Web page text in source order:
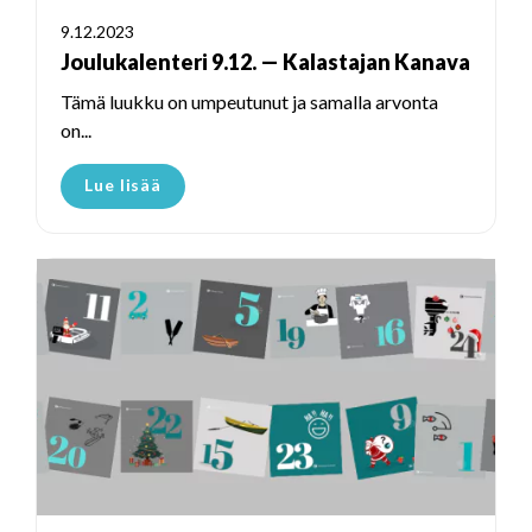
9.12.2023
Joulukalenteri 9.12. — Kalastajan Kanava
Tämä luukku on umpeutunut ja samalla arvonta
on...
Lue lisää